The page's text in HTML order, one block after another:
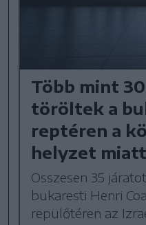
Több mint
töröltek a
reptéren a
helyzet miatt
Összesen 35
bukaresti Henri
repülőtéren az